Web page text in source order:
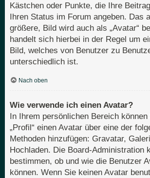
Kästchen oder Punkte, die Ihre
Ihren Status im Forum angeben. Das
größere, Bild wird auch als „Avatar“
handelt sich hierbei in der Regel um
Bild, welches von Benutzer zu
unterschiedlich ist.
Nach oben
Wie verwende ich einen Avatar?
In Ihrem persönlichen Bereich können
„Profil“ einen Avatar über eine der
Methoden hinzufügen: Gravatar,
Hochladen. Die Board-Administration
bestimmen, ob und wie die Benutzer
können. Wenn Sie keinen Avatar